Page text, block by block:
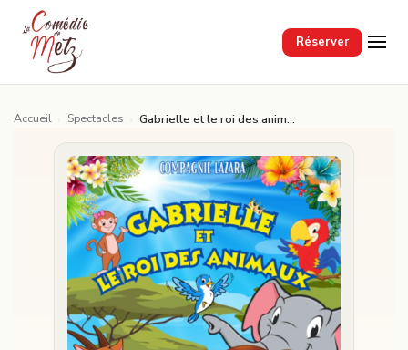
Réserver
Passer au contenu principal
Accueil Spectacles Gabrielle et le roi des animaux